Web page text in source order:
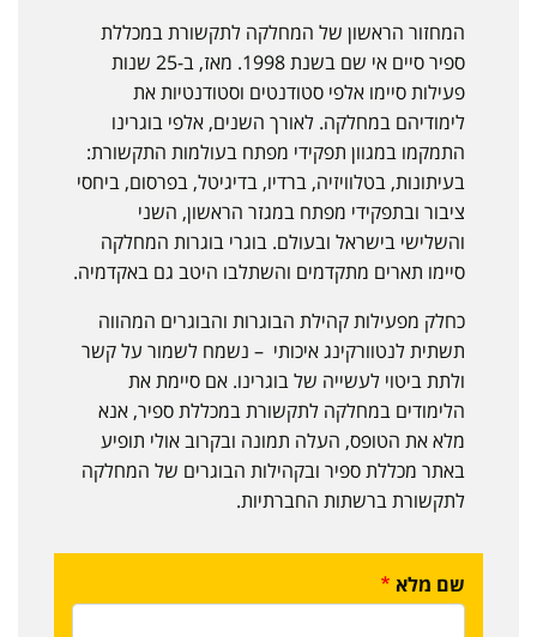
המחזור הראשון של המחלקה לתקשורת במכללת
ספיר סיים אי שם בשנת 1998. מאז, ב-25 שנות
פעילות סיימו אלפי סטודנטים וסטודנטיות את
לימודיהם במחלקה. לאורך השנים, אלפי בוגרינו
התמקמו במגוון תפקידי מפתח בעולמות התקשורת:
בעיתונות, בטלוויזיה, ברדיו, בדיגיטל, בפרסום, ביחסי
ציבור ובתפקידי מפתח במגזר הראשון, השני
והשלישי בישראל ובעולם. בוגרי בוגרות המחלקה
סיימו תארים מתקדמים והשתלבו היטב גם באקדמיה.
כחלק מפעילות קהילת הבוגרות והבוגרים המהווה
תשתית לנטוורקינג איכותי – נשמח לשמור על קשר
ולתת ביטוי לעשייה של בוגרינו. אם סיימת את
הלימודים במחלקה לתקשורת במכללת ספיר, אנא
מלא את הטופס, העלה תמונה ובקרוב אולי תופיע
באתר מכללת ספיר ובקהילות הבוגרים של המחלקה
לתקשורת ברשתות החברתיות.
שם מלא